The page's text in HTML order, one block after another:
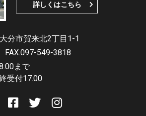
詳しくはこちら
分市賀来北2丁目1-1
FAX.097-549-3818
まで
受付17.00